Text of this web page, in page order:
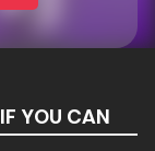
YOU CAN